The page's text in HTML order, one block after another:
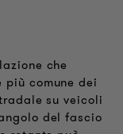
che
più comune dei
su veicoli
del fascio